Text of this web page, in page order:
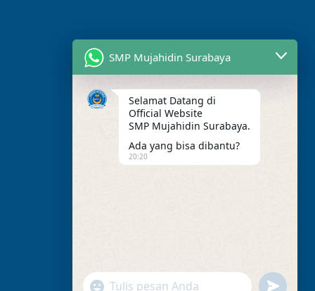
Surabaya,Jawa Timur, 60165.
SMP Mujahidin Surabaya
Selamat Datang di
Official Website
SMP Mujahidin Surabaya.
Ada yang bisa dibantu?
20:20
"+chaty_settings.lang.emoji_picker+" undefined